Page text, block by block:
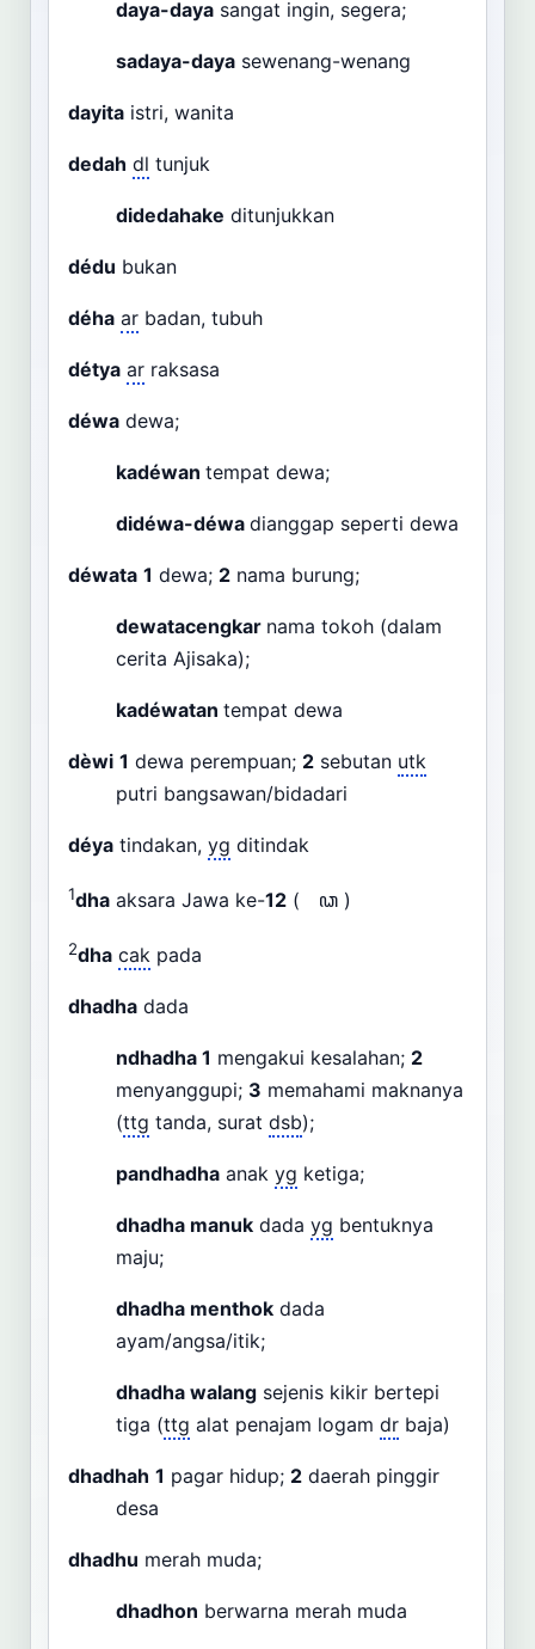
daya-daya sangat ingin, segera;
sadaya-daya sewenang-wenang
dayita istri, wanita
dedah dl tunjuk
didedahake ditunjukkan
dédu bukan
déha ar badan, tubuh
détya ar raksasa
déwa dewa;
kadéwan tempat dewa;
didéwa-déwa dianggap seperti dewa
déwata 1 dewa; 2 nama burung;
dewatacengkar nama tokoh (dalam
cerita Ajisaka);
kadéwatan tempat dewa
dèwi 1 dewa perempuan; 2 sebutan utk
putri bangsawan/bidadari
déya tindakan, yg ditindak
1dha aksara Jawa ke-12 ( ꦣ )
2dha cak pada
dhadha dada
ndhadha 1 mengakui kesalahan; 2
menyanggupi; 3 memahami maknanya
(ttg tanda, surat dsb);
pandhadha anak yg ketiga;
dhadha manuk dada yg bentuknya
maju;
dhadha menthok dada
ayam/angsa/itik;
dhadha walang sejenis kikir bertepi
tiga (ttg alat penajam logam dr baja)
dhadhah 1 pagar hidup; 2 daerah pinggir
desa
dhadhu merah muda;
dhadhon berwarna merah muda